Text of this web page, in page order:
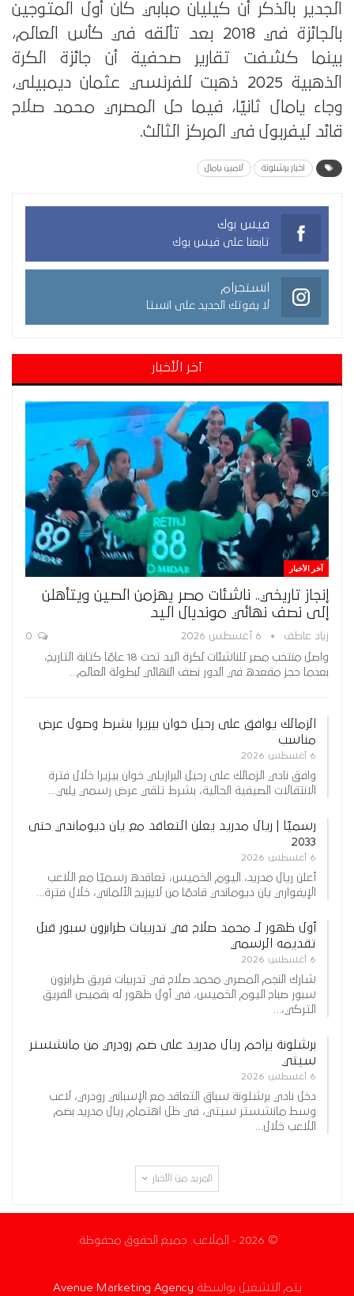
الجدير بالذكر أن كيليان مبابي كان أول المتوجين
بالجائزة في 2018 بعد تألقه في كأس العالم،
بينما كشفت تقارير صحفية أن جائزة الكرة
الذهبية 2025 ذهبت للفرنسي عثمان ديمبيلي،
وجاء يامال ثانيًا، فيما حل المصري محمد صلاح
قائد ليفربول في المركز الثالث.
اخبار برشلونة لامين يامال
فيس بوك
تابعنا على فيس بوك
انستجرام
لا يفوتك الجديد على انستا
آخر الأخبار
آخر الأخبار
إنجاز تاريخي.. ناشئات مصر يهزمن الصين ويتأهلن
إلى نصف نهائي مونديال اليد
زياد عاطف 6 أغسطس 2026
واصل منتخب مصر للناشئات لكرة اليد تحت 18 عامًا كتابة التاريخ،
بعدما حجز مقعده في الدور نصف النهائي لبطولة العالم…
الزمالك يوافق على رحيل خوان بيزيرا بشرط وصول عرض
مناسب
6 أغسطس 2026
وافق نادي الزمالك على رحيل البرازيلي خوان بيزيرا خلال فترة
الانتقالات الصيفية الحالية، بشرط تلقي عرض رسمي يلبي…
رسميًا | ريال مدريد يعلن التعاقد مع يان ديوماندي حتى
2033
6 أغسطس 2026
أعلن ريال مدريد، اليوم الخميس، تعاقده رسميًا مع اللاعب
الإيفواري يان ديوماندي قادمًا من لايبزيج الألماني، خلال فترة…
أول ظهور لـ محمد صلاح في تدريبات طرابزون سبور قبل
تقديمه الرسمي
6 أغسطس 2026
شارك النجم المصري محمد صلاح في تدريبات فريق طرابزون
سبور صباح اليوم الخميس، في أول ظهور له بقميص الفريق
التركي،…
برشلونة يزاحم ريال مدريد على ضم رودري من مانشستر
سيتي
6 أغسطس 2026
دخل نادي برشلونة سباق التعاقد مع الإسباني رودري، لاعب
وسط مانشستر سيتي، في ظل اهتمام ريال مدريد بضم
اللاعب خلال…
المزيد من الأخبار
© 2026 - الملاعب. جميع الحقوق محفوظة.
يتم التشغيل بواسطة Avenue Marketing Agency